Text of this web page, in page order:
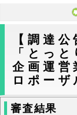
【調達
「とっ
企画運営
ロポーザ
審査結果